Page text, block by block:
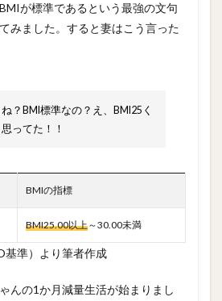
が標準であるという最強の文句
みました。すると妻はこう言った
？BMI標準なの？え、BMI25く
ってた！！
BMIの指標
BMI25.00以上～30.00未満
基準）より筆者作成
んの1か月減量生活が始まりまし